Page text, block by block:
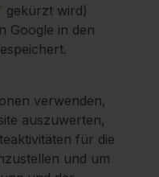
gekürzt wird)
Google in den
verwenden,
auszuwerten,
für die
und um